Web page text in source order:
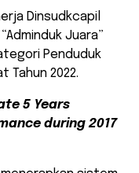
Dinsudkcapil
Juara”
Penduduk
Tahun 2022.
5 Years
during 2017